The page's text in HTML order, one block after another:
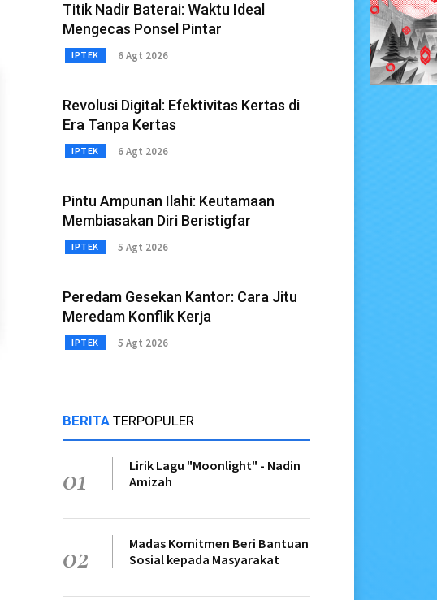
Titik Nadir Baterai: Waktu Ideal
Mengecas Ponsel Pintar
IPTEK 6 Agt 2026
Revolusi Digital: Efektivitas Kertas di
Era Tanpa Kertas
IPTEK 6 Agt 2026
Pintu Ampunan Ilahi: Keutamaan
Membiasakan Diri Beristigfar
IPTEK 5 Agt 2026
Peredam Gesekan Kantor: Cara Jitu
Meredam Konflik Kerja
IPTEK 5 Agt 2026
BERITA TERPOPULER
01
Lirik Lagu "Moonlight" - Nadin
Amizah
02
Madas Komitmen Beri Bantuan
Sosial kepada Masyarakat